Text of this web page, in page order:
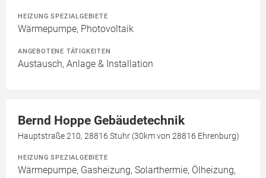
HEIZUNG SPEZIALGEBIETE
Wärmepumpe, Photovoltaik
ANGEBOTENE TÄTIGKEITEN
Austausch, Anlage & Installation
Bernd Hoppe Gebäudetechnik
Hauptstraße 210, 28816 Stuhr (30km von 28816 Ehrenburg)
HEIZUNG SPEZIALGEBIETE
Wärmepumpe, Gasheizung, Solarthermie, Ölheizung,